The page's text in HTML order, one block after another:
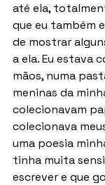
até ela,
que eu também
de mostrar
a ela. Eu estava
mãos, numa
meninas da
colecionavam
colecionava
uma poesia
tinha muita
escrever e que